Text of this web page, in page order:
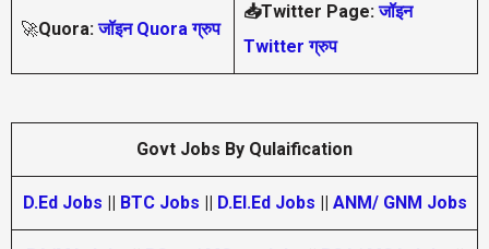
🚀Quora:जॉइन Quora ग्रुप
📥Twitter Page:जॉइन
Twitter ग्रुप
Govt Jobs By Qulaification
D.Ed Jobs BTC Jobs D.El.Ed Jobs ANM/ GNM Jobs